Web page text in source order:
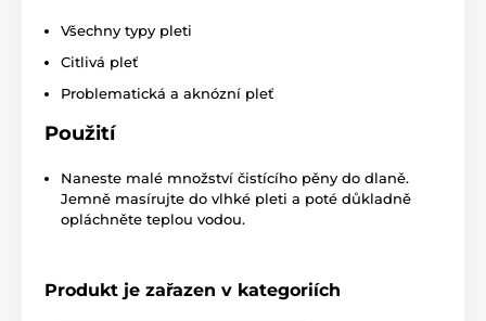
Všechny typy pleti
Citlivá pleť
Problematická a aknózní pleť
Použití
Naneste malé množství čistícího pěny do dlaně.
Jemně masírujte do vlhké pleti a poté důkladně
opláchněte teplou vodou.
Produkt je zařazen v kategoriích